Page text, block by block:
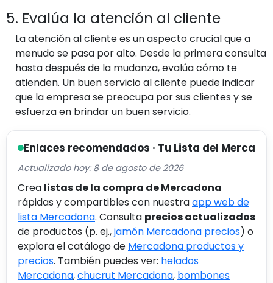
5. Evalúa la atención al cliente
La atención al cliente es un aspecto crucial que a
menudo se pasa por alto. Desde la primera consulta
hasta después de la mudanza, evalúa cómo te
atienden. Un buen servicio al cliente puede indicar
que la empresa se preocupa por sus clientes y se
esfuerza en brindar un buen servicio.
Enlaces recomendados · Tu Lista del Merca
Actualizado hoy: 8 de agosto de 2026
Crea listas de la compra de Mercadona
rápidas y compartibles con nuestraapp web de
lista Mercadona. Consulta precios actualizados
de productos (p. ej.,jamón Mercadona precios) o
explora el catálogo de Mercadona productos y
precios. También puedes ver: helados
Mercadona,chucrut Mercadona, bombones